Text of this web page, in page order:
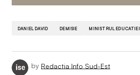
DANIEL DAVID DEMISIE MINISTRUL EDUCATIEI
by Redactia Info Sud-Est